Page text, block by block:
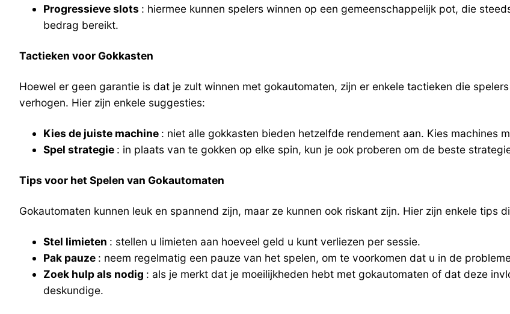
Progressieve slots : hiermee kunnen spelers winnen op een gemeenschappelijk pot, die
bedrag bereikt.
Tactieken voor Gokkasten
Hoewel er geen garantie is dat je zult winnen met gokautomaten, zijn er enkele tactieken die
verhogen. Hier zijn enkele suggesties:
Kies de juiste machine : niet alle gokkasten bieden hetzelfde rendement aan. Kies machines
Spel strategie : in plaats van te gokken op elke spin, kun je ook proberen om de beste
Tips voor het Spelen van Gokautomaten
Gokautomaten kunnen leuk en spannend zijn, maar ze kunnen ook riskant zijn. Hier zijn enkele tips
Stel limieten : stellen u limieten aan hoeveel geld u kunt verliezen per sessie.
Pak pauze : neem regelmatig een pauze van het spelen, om te voorkomen dat u in de
Zoek hulp als nodig : als je merkt dat je moeilijkheden hebt met gokautomaten of dat deze
deskundige.